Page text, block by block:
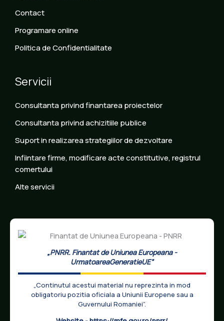
Contact
Programare online
Politica de Confidentialitate
Servicii
Consultanta privind finantarea proiectelor
Consultanta privind achizitiile publice
Suport in realizarea strategiilor de dezvoltare
Infiintare firme, modificare acte constitutive, registrul
comertului
Alte servicii
„PNRR. Finantat de Uniunea Europeana -
UrmatoareaGeneratieUE”
„Continutul acestui material nu reprezinta in mod
obligatoriu pozitia oficiala a Uniunii Europene sau a
Guvernului Romaniei”.